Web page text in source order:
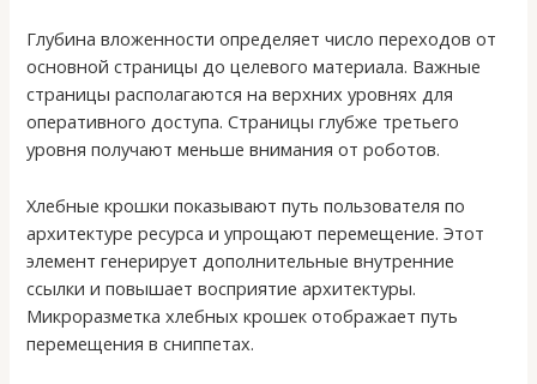
Глубина вложенности определяет число переходов от
основной страницы до целевого материала. Важные
страницы располагаются на верхних уровнях для
оперативного доступа. Страницы глубже третьего
уровня получают меньше внимания от роботов.
Хлебные крошки показывают путь пользователя по
архитектуре ресурса и упрощают перемещение. Этот
элемент генерирует дополнительные внутренние
ссылки и повышает восприятие архитектуры.
Микроразметка хлебных крошек отображает путь
перемещения в сниппетах.